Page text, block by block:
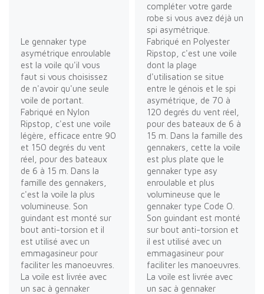
Le gennaker type
asymétrique enroulable
est la voile qu'il vous
faut si vous choisissez
de n'avoir qu'une seule
voile de portant.
Fabriqué en Nylon
Ripstop, c'est une voile
légère, efficace entre 90
et 150 degrés du vent
réel, pour des bateaux
de 6 à 15 m. Dans la
famille des gennakers,
c'est la voile la plus
volumineuse. Son
guindant est monté sur
bout anti-torsion et il
est utilisé avec un
emmagasineur pour
faciliter les manoeuvres.
La voile est livrée avec
un sac à gennaker
compléter votre garde
robe si vous avez déjà un
spi asymétrique.
Fabriqué en Polyester
Ripstop, c'est une voile
dont la plage
d'utilisation se situe
entre le génois et le spi
asymétrique, de 70 à
120 degrés du vent réel,
pour des bateaux de 6 à
15 m. Dans la famille des
gennakers, cette la voile
est plus plate que le
gennaker type asy
enroulable et plus
volumineuse que le
gennaker type Code O.
Son guindant est monté
sur bout anti-torsion et
il est utilisé avec un
emmagasineur pour
faciliter les manoeuvres.
La voile est livrée avec
un sac à gennaker